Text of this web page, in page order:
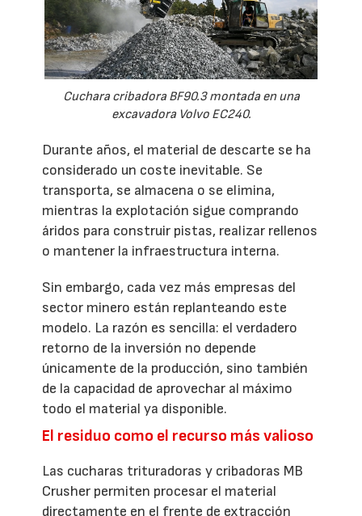
Cuchara cribadora BF90.3 montada en una
excavadora Volvo EC240.
Durante años, el material de descarte se ha
considerado un coste inevitable. Se
transporta, se almacena o se elimina,
mientras la explotación sigue comprando
áridos para construir pistas, realizar rellenos
o mantener la infraestructura interna.
Sin embargo, cada vez más empresas del
sector minero están replanteando este
modelo. La razón es sencilla: el verdadero
retorno de la inversión no depende
únicamente de la producción, sino también
de la capacidad de aprovechar al máximo
todo el material ya disponible.
El residuo como el recurso más valioso
Las cucharas trituradoras y cribadoras MB
Crusher permiten procesar el material
directamente en el frente de extracción